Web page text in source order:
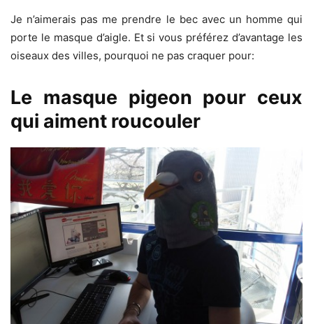
Je n’aimerais pas me prendre le bec avec un homme qui
porte le masque d’aigle. Et si vous préférez d’avantage les
oiseaux des villes, pourquoi ne pas craquer pour:
Le masque pigeon pour ceux
qui aiment roucouler